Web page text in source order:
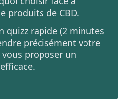
produits de CBD.
quizz rapide (2 minutes
précisément votre
proposer un